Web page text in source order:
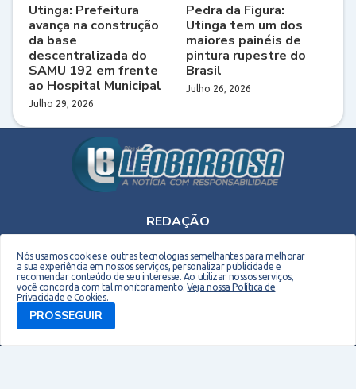
Utinga: Prefeitura
avança na construção
da base
descentralizada do
SAMU 192 em frente
ao Hospital Municipal
Julho 29, 2026
Pedra da Figura:
Utinga tem um dos
maiores painéis de
pintura rupestre do
Brasil
Julho 26, 2026
REDAÇÃO
Nós usamos cookies e outras tecnologias semelhantes para melhorar
a sua experiência em nossos serviços, personalizar publicidade e
recomendar conteúdo de seu interesse. Ao utilizar nossos serviços,
você concorda com tal monitoramento.Veja nossa Política de
Privacidade e Cookies.
PROSSEGUIR